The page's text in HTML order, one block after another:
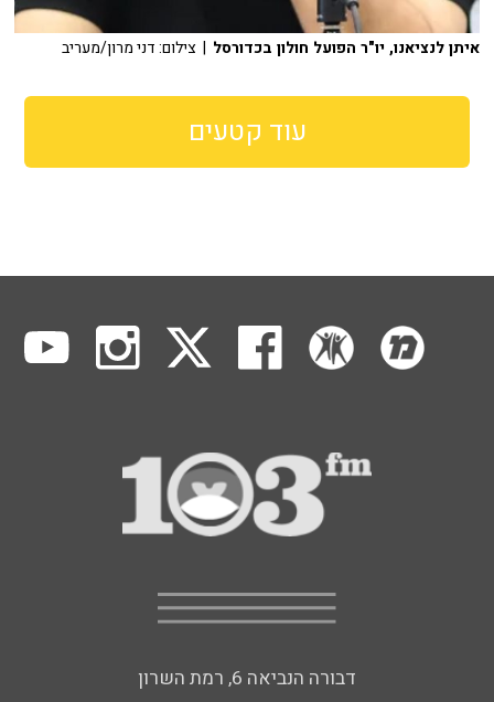
איתן לנציאנו, יו"ר הפועל חולון בכדורסל | צילום: דני מרון/מעריב
עוד קטעים
דבורה הנביאה 6, רמת השרון